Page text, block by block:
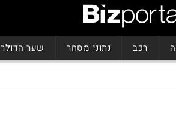
רכב נתוני מסחר שער הדולר